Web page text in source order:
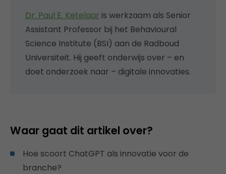
Dr. Paul E. Ketelaar is werkzaam als Senior
Assistant Professor bij het Behavioural
Science Institute (BSI) aan de Radboud
Universiteit. Hij geeft onderwijs over – en
doet onderzoek naar – digitale innovaties.
Waar gaat dit artikel over?
Hoe scoort ChatGPT als innovatie voor de
branche?